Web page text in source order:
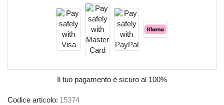
Il tuo pagamento è sicuro al 100%
Codice articolo: 15374